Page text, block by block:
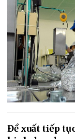
Đề xuất tiếp